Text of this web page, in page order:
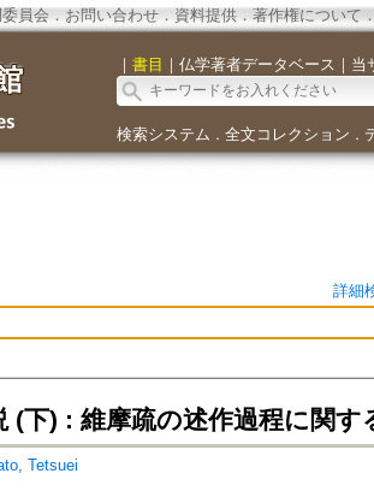
員会． お問い合わせ． 資料提供． 著作権について
｜ 書目 ｜ 仏学著者データベース ｜ 当
検索システム ． 全文コレクション ．
詳細
(下) : 維摩疏の述作過程に関す
Tetsuei